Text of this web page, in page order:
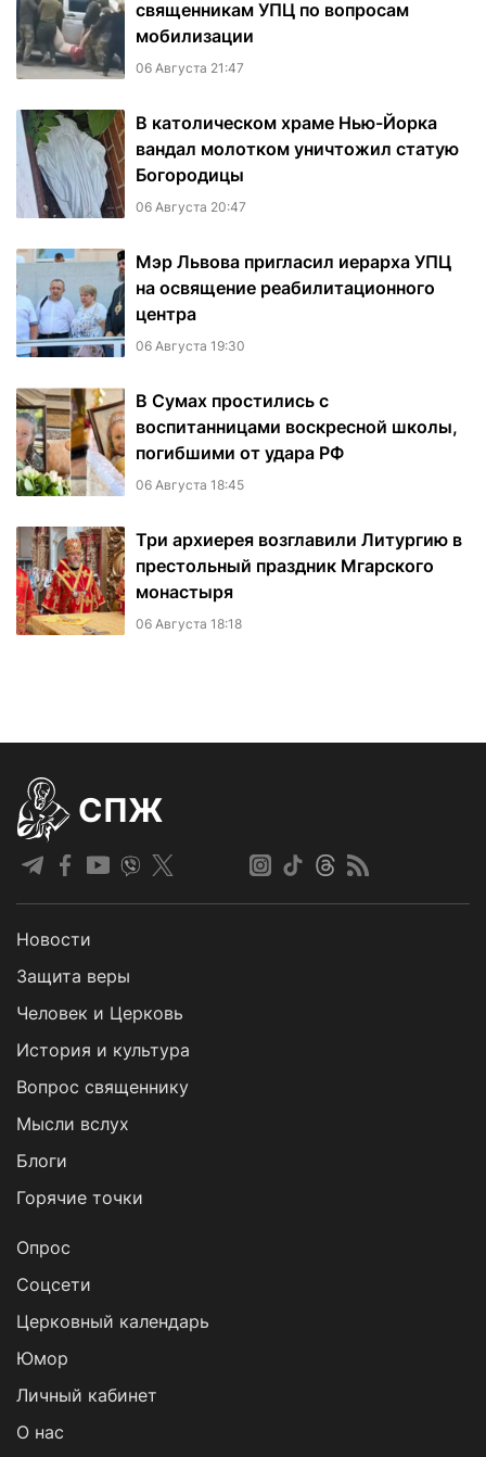
священникам УПЦ по вопросам
мобилизации
06 Августа 21:47
В католическом храме Нью-Йорка
вандал молотком уничтожил статую
Богородицы
06 Августа 20:47
Мэр Львова пригласил иерарха УПЦ
на освящение реабилитационного
центра
06 Августа 19:30
В Сумах простились с
воспитанницами воскресной школы,
погибшими от удара РФ
06 Августа 18:45
Три архиерея возглавили Литургию в
престольный праздник Мгарского
монастыря
06 Августа 18:18
СПЖ
Новости
Защита веры
Человек и Церковь
История и культура
Вопрос священнику
Мысли вслух
Блоги
Горячие точки
Опрос
Cоцсети
Церковный календарь
Юмор
Личный кабинет
О нас